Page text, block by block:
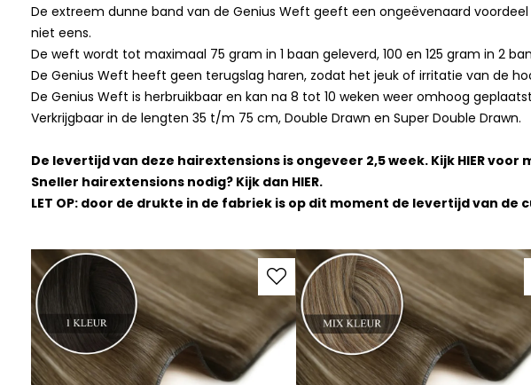
De extreem dunne band van de Genius Weft geeft een ongeëvenaard
niet eens.
De weft wordt tot maximaal 75 gram in 1 baan geleverd, 100 en 125 gram in 2
De Genius Weft heeft geen terugslag haren, zodat het jeuk of irritatie van de
De Genius Weft is herbruikbaar en kan na 8 tot 10 weken weer omhoog
Verkrijgbaar in de lengten 35 t/m 75 cm, Double Drawn en Super Double Drawn.
De levertijd van deze hairextensions is ongeveer 2,5 week. Kijk HIERvoor
Sneller hairextensions nodig? Kijk dan HIER.
LET OP: door de drukte in de fabriek is op dit moment de levertijd van